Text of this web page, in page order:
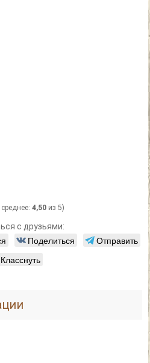
среднее:4,50 из 5)
с друзьями:
Поделиться
Отправить
Класснуть